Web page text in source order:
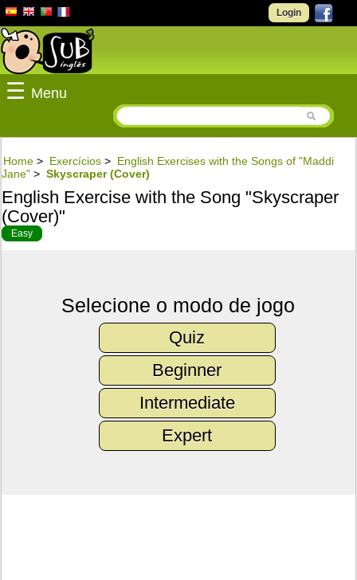
Login
☰ Menu
Home > Exercícios > English Exercises with the Songs of "Maddi
Jane" > Skyscraper (Cover)
English Exercise with the Song "Skyscraper
(Cover)"
Easy
Selecione o modo de jogo
Quiz
Beginner
Intermediate
Expert